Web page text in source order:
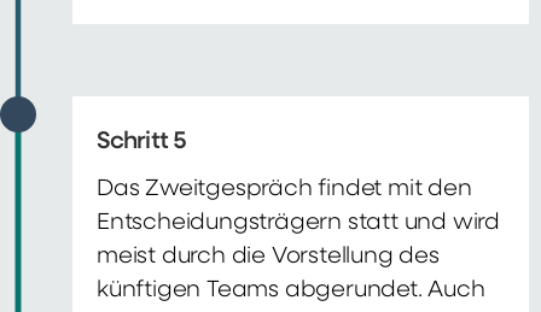
Schritt 5
Das Zweitgespräch findet mit den
Entscheidungsträgern statt und wird
meist durch die Vorstellung des
künftigen Teams abgerundet. Auch